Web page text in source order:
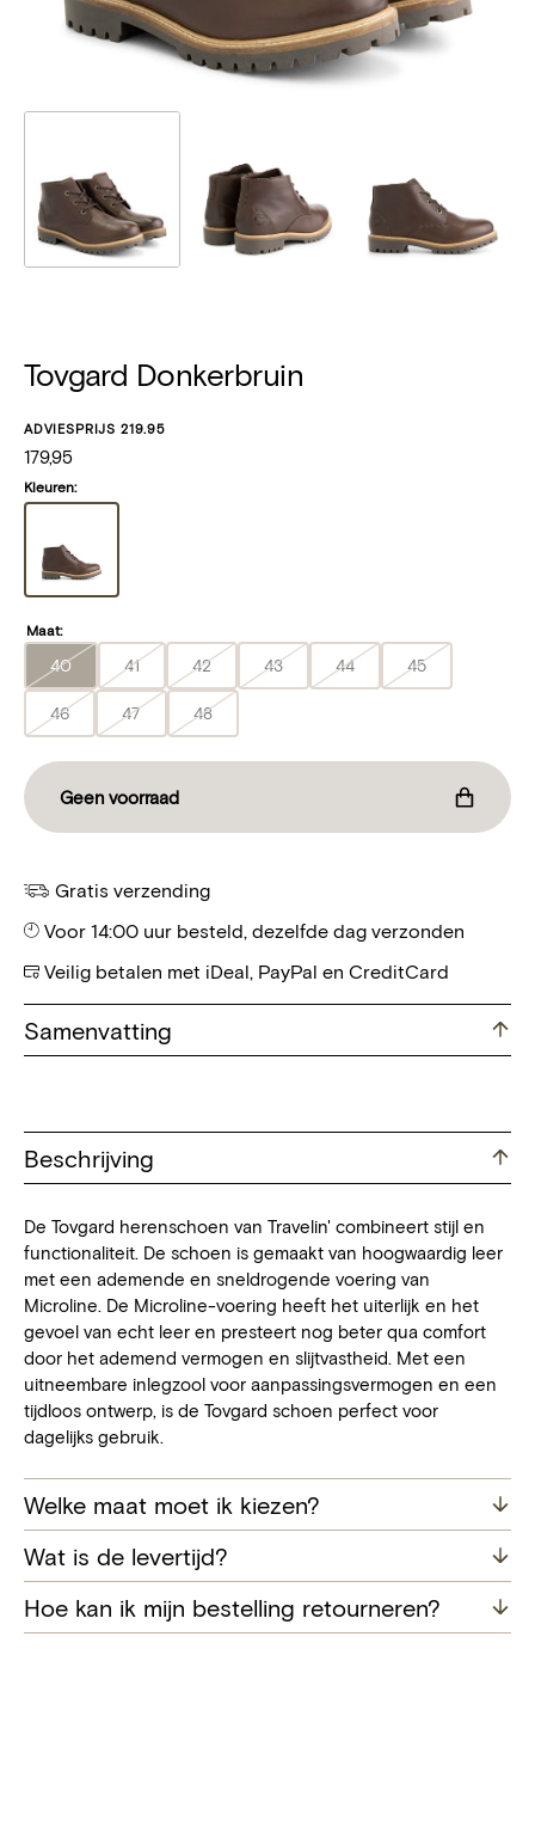
Tovgard Donkerbruin
ADVIESPRIJS 219.95
Normale
prijs
179,95
Kleuren:
Maat:
40
Translation
missing:
nl.products.product.variant_sold_out_or_unavailable
41
Translation
missing:
nl.products.product.variant_sold_out_or_unavailable
42
Translation
missing:
43
Translation
44
Translation
45
Translation
46
Translation
47
Translation
nl.products.product.variant_sold_out_or_unavailable
48
Translation
Geen voorraad
Gratis verzending
Voor 14:00 uur besteld, dezelfde dag verzonden
Veilig betalen met iDeal, PayPal en CreditCard
Samenvatting
Beschrijving
De Tovgard herenschoen van Travelin' combineert stijl en
functionaliteit. De schoen is gemaakt van hoogwaardig leer
met een ademende en sneldrogende voering van
Microline. De Microline-voering heeft het uiterlijk en het
gevoel van echt leer en presteert nog beter qua comfort
door het ademend vermogen en slijtvastheid. Met een
uitneembare inlegzool voor aanpassingsvermogen en een
tijdloos ontwerp, is de Tovgard schoen perfect voor
dagelijks gebruik.
Welke maat moet ik kiezen?
Wat is de levertijd?
Hoe kan ik mijn bestelling retourneren?